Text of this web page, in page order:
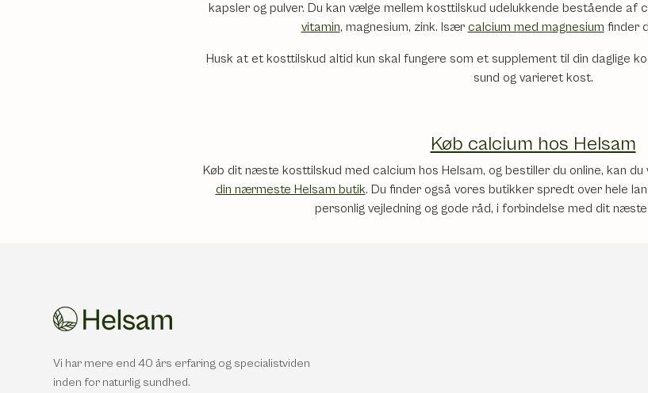
kapsler og pulver. Du kan vælge mellem kosttilskud udelukkende bestående af
vitamin, magnesium, zink. Især calcium med magnesium finder
Husk at et kosttilskud altid kun skal fungere som et supplement til din daglige
sund og varieret kost.
Køb calcium hos Helsam
Køb dit næste kosttilskud med calcium hos Helsam, og bestiller du online, kan
din nærmeste Helsam butik. Du finder også vores butikker spredt over hele
personlig vejledning og gode råd, i forbindelse med dit
Vi har mere end 40 års erfaring og specialistviden
inden for naturlig sundhed.